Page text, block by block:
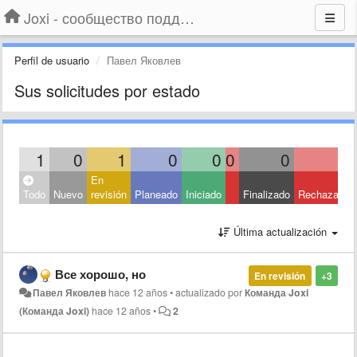
Joxi - сообщество поддержки
Perfil de usuario Павел Яковлев
Sus solicitudes por estado
1 0 1 0 0 0 0
Todo Nuevo
En
revisión Planeado Iniciado Finalizado Rechazado
Última actualización
+3
En revisión
Все хорошо, но
Павел Яковлев hace 12 años•actualizado porКоманда Joxi
(Команда Joxi) hace 12 años• 2